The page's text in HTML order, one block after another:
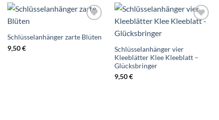
Wunschliste
Schlüsselanhänger zarte Blüten
9,50€
Schlüsselanhänger vier
Kleeblätter Klee Kleeblatt –
Glücksbringer
9,50€